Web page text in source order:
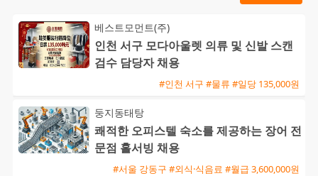
베스트모먼트(주)
인천 서구 모다아울렛 의류 및 신발 스캔
검수 담당자 채용
#인천 서구 #물류 #일당 135,000원
둥지동태탕
쾌적한 오피스텔 숙소를 제공하는 장어 전
문점 홀서빙 채용
#서울 강동구 #외식·식음료 #월급 3,600,000원